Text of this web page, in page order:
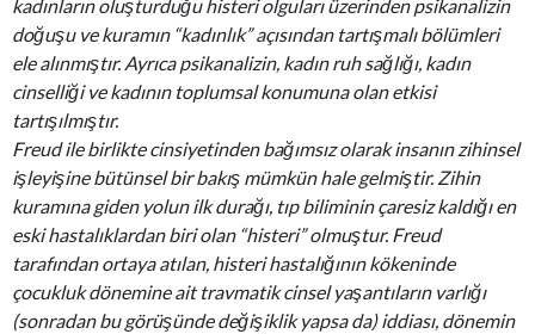
kadınların oluşturduğu histeri olguları üzerinden psikanalizin
doğuşu ve kuramın “kadınlık” açısından tartışmalı bölümleri
ele alınmıştır. Ayrıca psikanalizin, kadın ruh sağlığı, kadın
cinselliği ve kadının toplumsal konumuna olan etkisi
tartışılmıştır.
Freud ile birlikte cinsiyetinden bağımsız olarak insanın zihinsel
işleyişine bütünsel bir bakış mümkün hale gelmiştir. Zihin
kuramına giden yolun ilk durağı, tıp biliminin çaresiz kaldığı en
eski hastalıklardan biri olan “histeri” olmuştur. Freud
tarafından ortaya atılan, histeri hastalığının kökeninde
çocukluk dönemine ait travmatik cinsel yaşantıların varlığı
(sonradan bu görüşünde değişiklik yapsa da) iddiası, dönemin